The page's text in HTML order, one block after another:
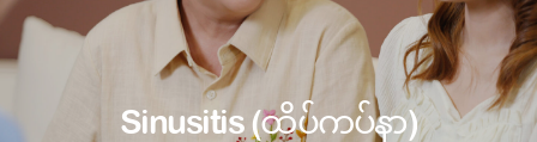
Sinusitis (ထိပ်ကပ်နာ)